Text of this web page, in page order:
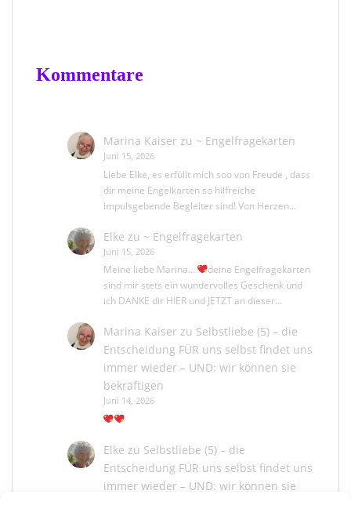
Kommentare
Marina Kaiserzu ~ Engelfragekarten
Juni 15, 2026
Liebe Elke, es erfüllt mich soo von Freude , dass
dir meine Engelkarten so hilfreiche
impulsgebende Begleiter sind! Von Herzen…
Elke zu ~ Engelfragekarten
Juni 15, 2026
Meine liebe Marina...
deine Engelfragekarten
sind mir stets ein wundervolles Geschenk und
ich DANKE dir HIER und JETZT an dieser…
Marina Kaiserzu Selbstliebe (5) – die
Entscheidung FÜR uns selbst findet uns
immer wieder – UND: wir können sie
bekräftigen
Juni 14, 2026
Elke zu Selbstliebe (5) – die
Entscheidung FÜR uns selbst findet uns
immer wieder – UND: wir können sie